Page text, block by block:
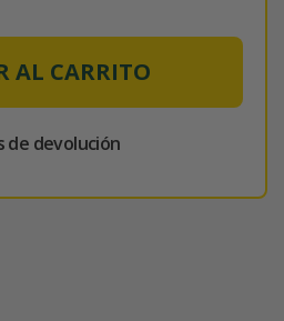
AL CARRITO
de devolución